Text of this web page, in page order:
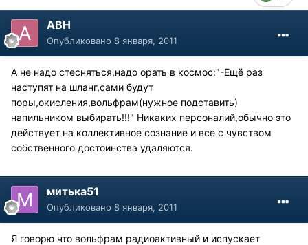
АВН
Опубликовано 8 января, 2011
А не надо стесняться,надо орать в космос:"-Ещё раз
наступят на шланг,сами будут
поры,окисления,вольфрам(нужное подставить)
напильником выбирать!!!" Никаких персоналий,обычно это
действует на коллективное сознание и все с чувством
собственного достоинства удаляются.
митька51
Опубликовано 8 января, 2011
Я говорю что вольфрам радиоактивный и испускает